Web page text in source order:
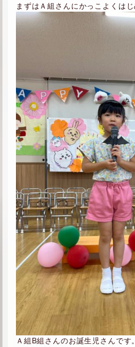
まずはＡ組さんにかっこよくは
Ａ組B組さんのお誕生児さんです。